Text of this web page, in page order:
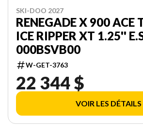
SKI-DOO 2027
RENEGADE X 900 ACE
ICE RIPPER XT 1.25''
000BSVB00
W-GET-3763
22 344 $
VOIR LES DÉTAILS